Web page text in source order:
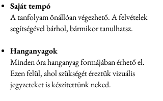
Saját tempó
A tanfolyam önállóan végezhető. A felvételek
segítségével bárhol, bármikor tanulhatsz.
Hanganyagok
Minden óra hanganyag formájában érhető el.
Ezen felül, ahol szükségét éreztük vizuális
jegyzeteket is készítettünk neked.